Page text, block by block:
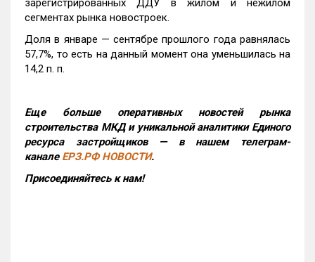
зарегистрированных ДДУ в жилом и нежилом
сегментах рынка новостроек.
Доля в январе — сентябре прошлого года равнялась
57,7%, то есть на данный момент она уменьшилась на
14,2 п. п.
Еще больше оперативных новостей рынка
строительства МКД и уникальной аналитики Единого
ресурса застройщиков — в нашем телеграм-
канале ЕРЗ.РФ НОВОСТИ.
Присоединяйтесь к нам!